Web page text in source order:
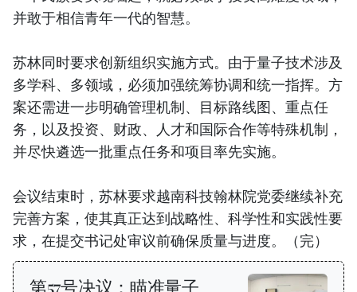
并敢于相信青年一代的智慧。
苏林同时要求创新组织实施方式。由于量子技术涉及
多学科、多领域，必须加强统筹协调和统一指挥。方
案还需进一步明确管理机制、目标路线图、重点任
务，以及投资、财政、人才和国际合作等特殊机制，
并尽快遴选一批重点任务和项目率先实施。
会议结束时，苏林要求越南科技翰林院党委继续补充
完善方案，使其真正达到战略性、科学性和实践性要
求，在提交书记处审议前确保质量与进度。（完）
第57号决议：瞄准量子、